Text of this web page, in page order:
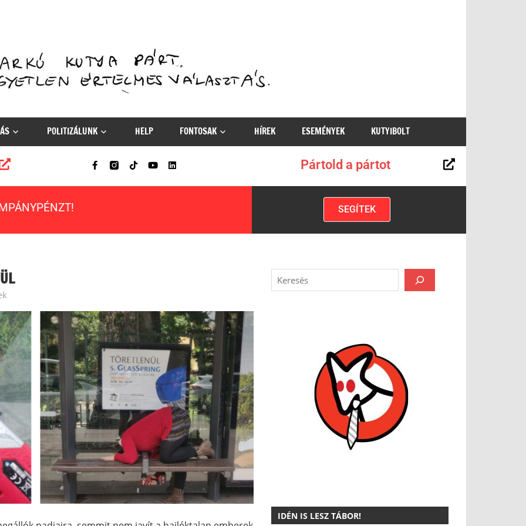
POLITIZÁLUNK HELP FONTOSAK HÍREK ESEMÉNYEK KUTYIBOLT
Pártold a pártot
SEGÍTEK
IDÉN IS LESZ TÁBOR!